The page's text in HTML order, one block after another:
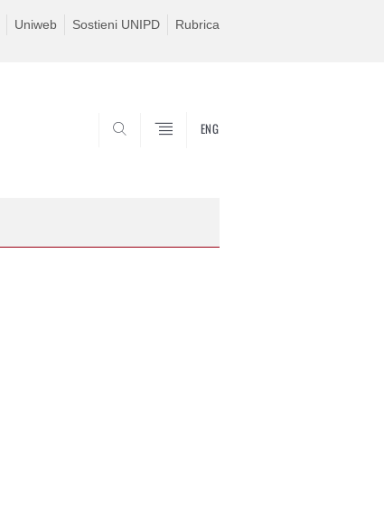
Uniweb Sostieni UNIPD Rubrica
ENG